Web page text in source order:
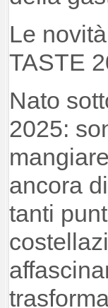
Le
TASTE
Nato
2025:
ancora
tanti